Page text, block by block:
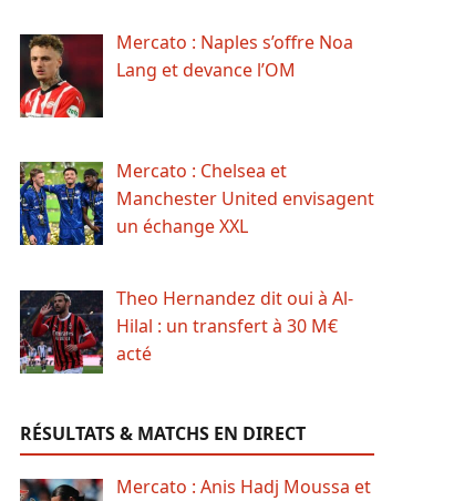
Mercato : Naples s’offre Noa
Lang et devance l’OM
Mercato : Chelsea et
Manchester United envisagent
un échange XXL
Theo Hernandez dit oui à Al-
Hilal : un transfert à 30 M€
acté
RÉSULTATS & MATCHS EN DIRECT
Mercato : Anis Hadj Moussa et